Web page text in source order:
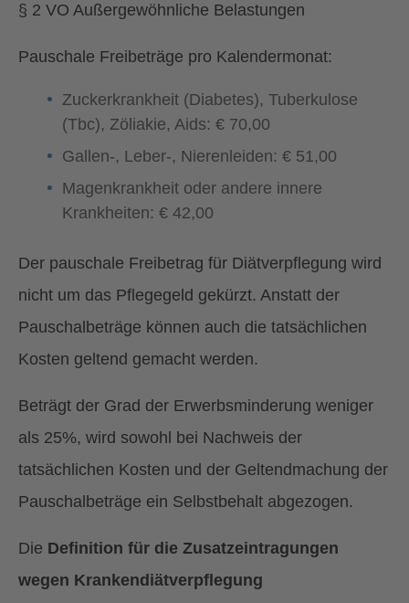
§ 2 VO Außergewöhnliche Belastungen
Pauschale Freibeträge pro Kalendermonat:
Zuckerkrankheit (Diabetes), Tuberkulose
(Tbc), Zöliakie, Aids: € 70,00
Gallen-, Leber-, Nierenleiden: € 51,00
Magenkrankheit oder andere innere
Krankheiten: € 42,00
Der pauschale Freibetrag für Diätverpflegung wird
nicht um das Pflegegeld gekürzt. Anstatt der
Pauschalbeträge können auch die tatsächlichen
Kosten geltend gemacht werden.
Beträgt der Grad der Erwerbsminderung weniger
als 25%, wird sowohl bei Nachweis der
tatsächlichen Kosten und der Geltendmachung der
Pauschalbeträge ein Selbstbehalt abgezogen.
Die Definition für die Zusatzeintragungen
wegen Krankendiätverpflegung